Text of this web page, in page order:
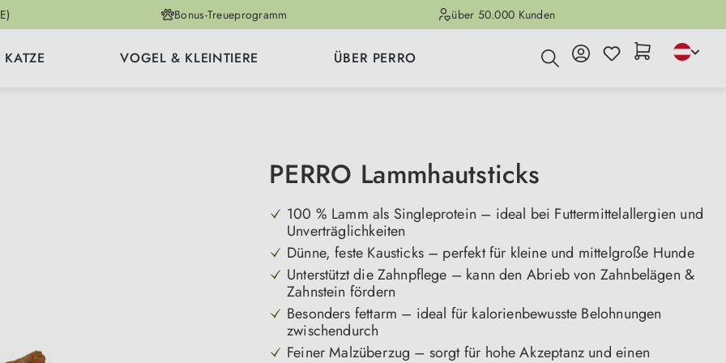
Bonus-Treueprogramm über 50.000 Kunden
KATZE VOGEL & KLEINTIERE ÜBER PERRO
PERRO Lammhautsticks
100 % Lamm als Singleprotein – ideal bei Futtermittelallergien und
Unverträglichkeiten
Dünne, feste Kausticks – perfekt für kleine und mittelgroße Hunde
Unterstützt die Zahnpflege – kann den Abrieb von Zahnbelägen &
Zahnstein fördern
Besonders fettarm – ideal für kalorienbewusste Belohnungen
zwischendurch
Feiner Malzüberzug – sorgt für hohe Akzeptanz und einen